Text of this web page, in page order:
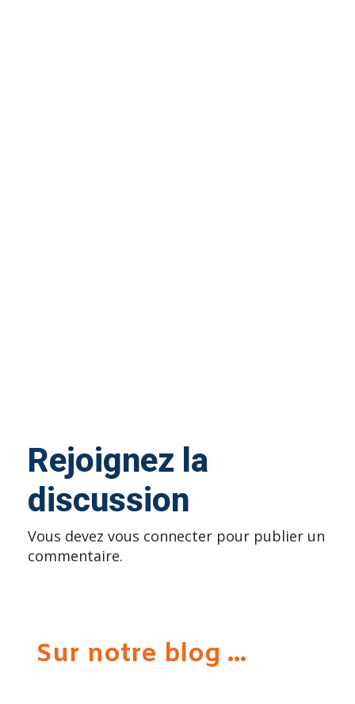
Rejoignez la
discussion
Vous devez vous connecter pour publier un
commentaire.
Sur notre blog ...